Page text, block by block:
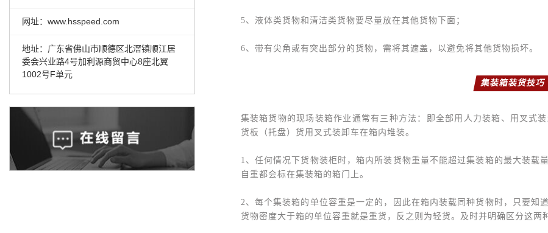
网址：www.hsspeed.com
地址：广东省佛山市顺德区北滘镇顺江居
委会兴业路4号加利源商贸中心8座北翼
1002号F单元
5、液体类货物和清洁类货物要尽量放在其他货物下面；
6、带有尖角或有突出部分的货物，需将其遮盖，以避免将其他货物损坏。
集装箱装货技巧
集装箱货物的现场装箱作业通常有三种方法：即全部用人力装箱、用叉式
货板（托盘）货用叉式装卸车在箱内堆装。
1、任何情况下货物装柜时，箱内所装货物重量不能超过集装箱的最大装载
自重都会标在集装箱的箱门上。
2、每个集装箱的单位容重是一定的，因此在箱内装载同种货物时，只要知
货物密度大于箱的单位容重就是重货，反之则为轻货。及时并明确区分这两